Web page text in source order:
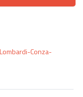
Conza-